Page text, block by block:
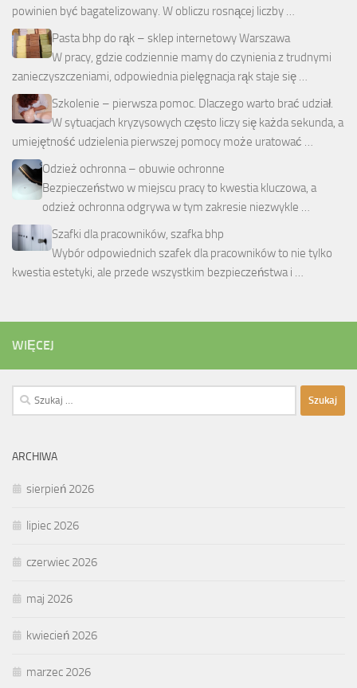
powinien być bagatelizowany. W obliczu rosnącej liczby …
Pasta bhp do rąk – sklep internetowy Warszawa
W pracy, gdzie codziennie mamy do czynienia z trudnymi
zanieczyszczeniami, odpowiednia pielęgnacja rąk staje się …
Szkolenie – pierwsza pomoc. Dlaczego warto brać udział.
W sytuacjach kryzysowych często liczy się każda sekunda, a
umiejętność udzielenia pierwszej pomocy może uratować …
Odzież ochronna – obuwie ochronne
Bezpieczeństwo w miejscu pracy to kwestia kluczowa, a
odzież ochronna odgrywa w tym zakresie niezwykle …
Szafki dla pracowników, szafka bhp
Wybór odpowiednich szafek dla pracowników to nie tylko
kwestia estetyki, ale przede wszystkim bezpieczeństwa i …
WIĘCEJ
Szukaj:
ARCHIWA
sierpień 2026
lipiec 2026
czerwiec 2026
maj 2026
kwiecień 2026
marzec 2026